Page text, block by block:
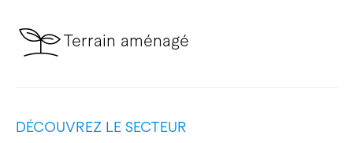
Terrain aménagé
DÉCOUVREZ LE SECTEUR